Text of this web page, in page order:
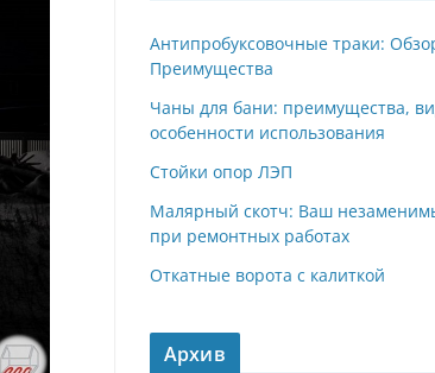
Антипробуксовочные траки:
Преимущества
Чаны для бани: преимущества,
особенности использования
Стойки опор ЛЭП
Малярный скотч: Ваш
при ремонтных работах
Откатные ворота с калиткой
Архив